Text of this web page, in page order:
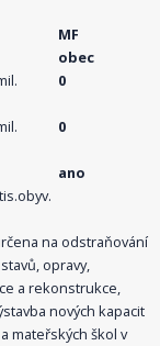
MF
obec
0
0
ano
na odstraňování
opravy,
a rekonstrukce,
nových kapacit
mateřských škol v